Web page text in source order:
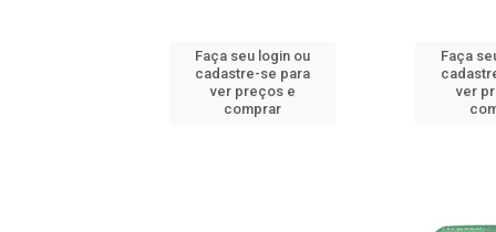
Faça seu login ou
cadastre-se para
ver preços e
comprar
Faça
ver